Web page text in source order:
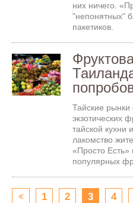
них ничего.
"непонятных"
пакетиков.
Тайские рынки
экзотических
тайской
лакомство
«Просто Есть»
популярных
1 2 3 4